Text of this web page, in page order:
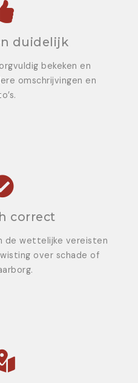
duidelijk
bekeken en
omschrijvingen en
correct
de wettelijke vereisten
over schade of